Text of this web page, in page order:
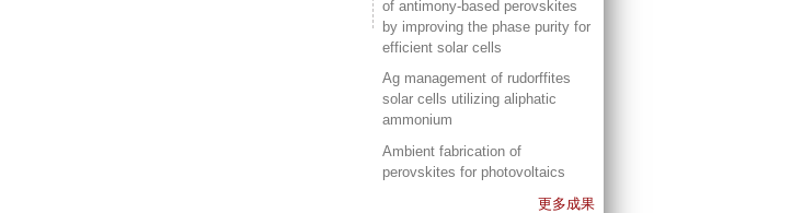
of antimony-based perovskites
by improving the phase purity for
efficient solar cells
Ag management of rudorffites
solar cells utilizing aliphatic
ammonium
Ambient fabrication of
perovskites for photovoltaics
更多成果